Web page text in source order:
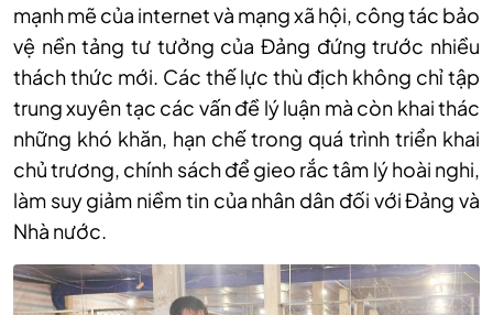
mạnh mẽ của internet và mạng xã hội, công tác bảo
vệ nền tảng tư tưởng của Đảng đứng trước nhiều
thách thức mới. Các thế lực thù địch không chỉ tập
trung xuyên tạc các vấn đề lý luận mà còn khai thác
những khó khăn, hạn chế trong quá trình triển khai
chủ trương, chính sách để gieo rắc tâm lý hoài nghi,
làm suy giảm niềm tin của nhân dân đối với Đảng và
Nhà nước.